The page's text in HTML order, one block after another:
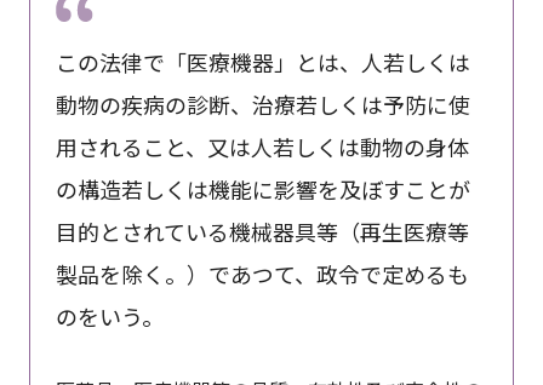
この法律で「医療機器」とは、人若しくは
動物の疾病の診断、治療若しくは予防に使
用されること、又は人若しくは動物の身体
の構造若しくは機能に影響を及ぼすことが
目的とされている機械器具等（再生医療等
製品を除く。）であつて、政令で定めるも
のをいう。